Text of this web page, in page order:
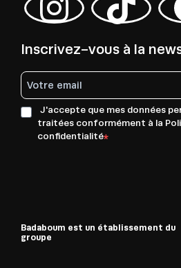
Inscrivez-vous à la
J'accepte que mes données
traitées conformément à la
confidentialité
Badaboum est un établissement du
groupe